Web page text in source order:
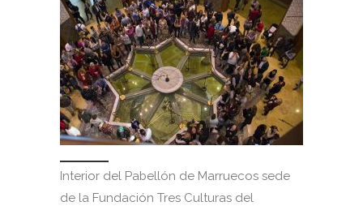
Interior del Pabellón de Marruecos sede
de la Fundación Tres Culturas del